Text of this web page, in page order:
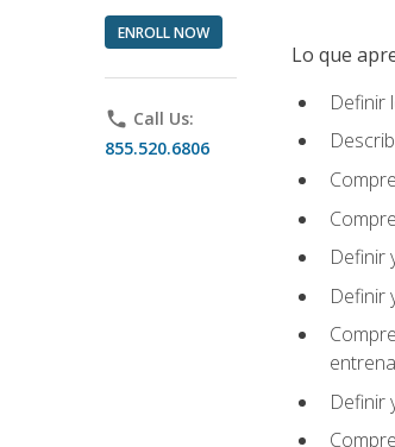
ENROLL NOW
phone Call Us:
855.520.6806
Lo que
Definir
Definir
Definir
Definir